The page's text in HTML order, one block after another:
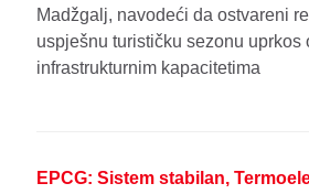
Madžgalj, navodeći da ostvareni
uspješnu turističku sezonu uprkos
infrastrukturnim kapacitetima
EPCG: Sistem stabilan,